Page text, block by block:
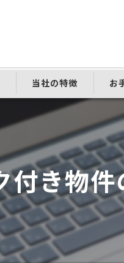
当社の特徴
仲介手数料なし
敷金礼金なし
家具家電付き
学生向け
ペット可
お
付き物